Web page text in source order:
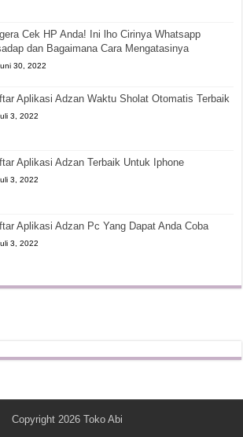
Cek HP Anda! Ini lho Cirinya Whatsapp
dan Bagaimana Cara Mengatasinya
30, 2022
Aplikasi Adzan Waktu Sholat Otomatis Terbaik
3, 2022
Aplikasi Adzan Terbaik Untuk Iphone
3, 2022
Aplikasi Adzan Pc Yang Dapat Anda Coba
3, 2022
Copyright 2026 Toko Abi